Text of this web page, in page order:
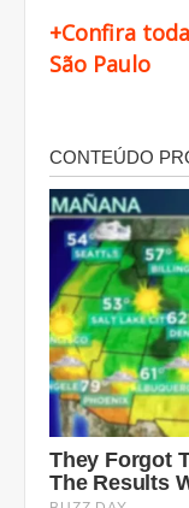
+Confira
São Paulo